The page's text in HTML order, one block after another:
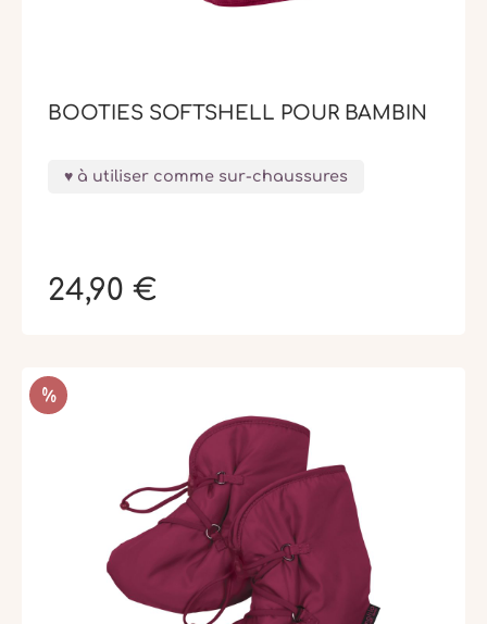
BOOTIES SOFTSHELL POUR BAMBIN
à utiliser comme sur-chaussures
24,90 €
RÉDUCTION
%